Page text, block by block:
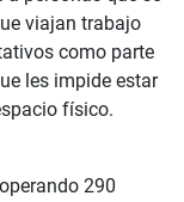
viajan trabajo
como parte
les impide estar
físico.
290